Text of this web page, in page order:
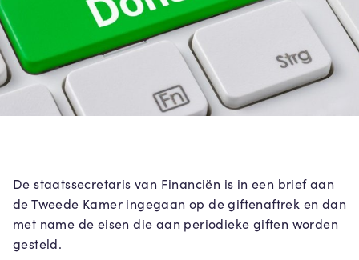
De staatssecretaris van Financiën is in een brief aan
de Tweede Kamer ingegaan op de giftenaftrek en dan
met name de eisen die aan periodieke giften worden
gesteld.